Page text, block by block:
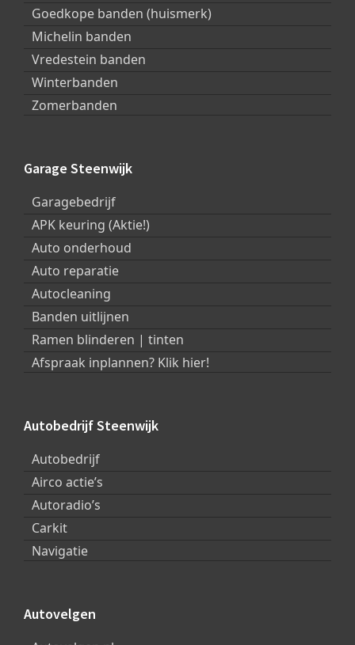
Goedkope banden (huismerk)
Michelin banden
Vredestein banden
Winterbanden
Zomerbanden
Garage Steenwijk
Garagebedrijf
APK keuring (Aktie!)
Auto onderhoud
Auto reparatie
Autocleaning
Banden uitlijnen
Ramen blinderen | tinten
Afspraak inplannen? Klik hier!
Autobedrijf Steenwijk
Autobedrijf
Airco actie’s
Autoradio’s
Carkit
Navigatie
Autovelgen